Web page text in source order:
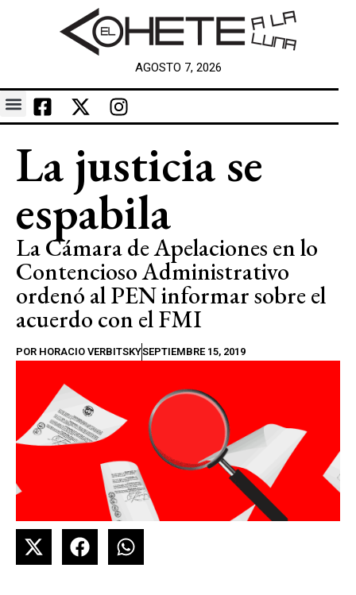
AGOSTO 7, 2026
La justicia se
espabila
La Cámara de Apelaciones en lo
Contencioso Administrativo
ordenó al PEN informar sobre el
acuerdo con el FMI
POR HORACIO VERBITSKYSEPTIEMBRE 15, 2019